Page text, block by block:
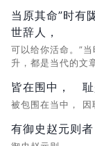
当原其命”时有
世辞人，
可以给你活命。”
升，都是当代的文
皆在围中，
被包围在当中， 因
有御史赵元则者